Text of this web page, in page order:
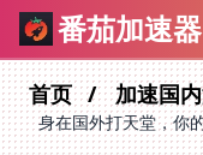
番茄加速器
首页 加速国
身在国外打天堂，你